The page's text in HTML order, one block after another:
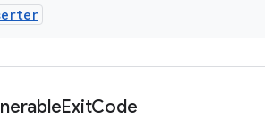
ExitCode